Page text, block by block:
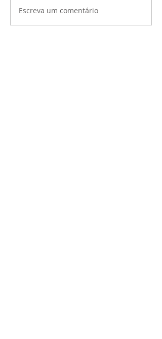
Escreva um comentário